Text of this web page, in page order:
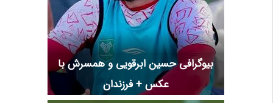
بیوگرافی حسین ابرقویی و همسرش با
عکس + فرزندان